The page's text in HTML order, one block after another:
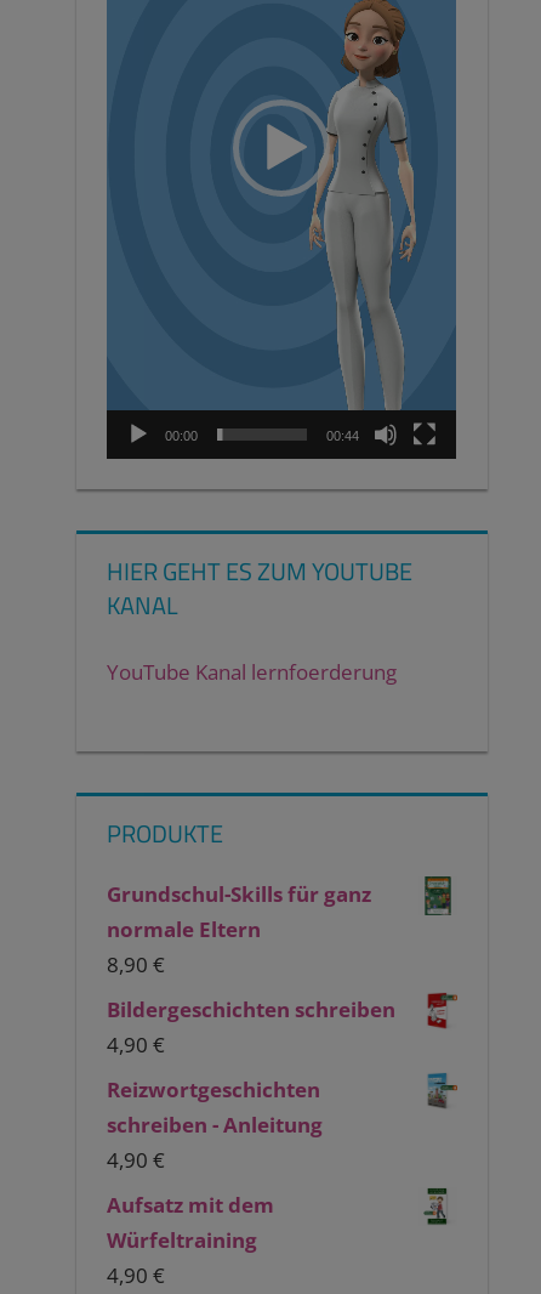
00:00 00:44
HIER GEHT ES ZUM YOUTUBE
KANAL
YouTube Kanal lernfoerderung
PRODUKTE
Grundschul-Skills für ganz
normale Eltern
8,90€
Bildergeschichten schreiben
4,90€
Reizwortgeschichten
schreiben - Anleitung
4,90€
Aufsatz mit dem
Würfeltraining
4,90€